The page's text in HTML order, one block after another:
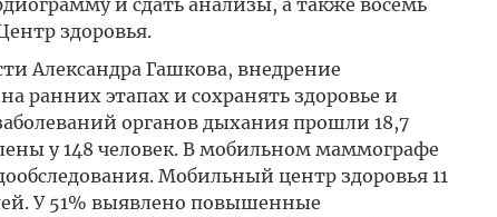
и сдать анализы, а также восемь
здоровья.
Александра Гашкова, внедрение
ранних этапах и сохранять здоровье и
органов дыхания прошли 18,7
у 148 человек. В мобильном маммографе
Мобильный центр здоровья 11
У 51% выявлено повышенные